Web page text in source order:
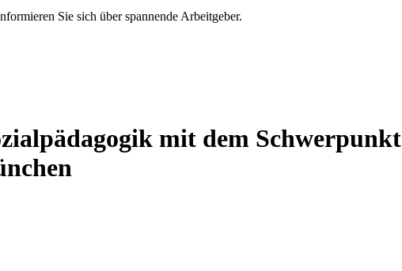
Sie sich über spannende Arbeitgeber.
mit dem Schwerpunkt